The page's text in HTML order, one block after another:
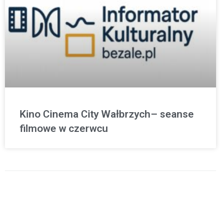
Kino Cinema City Wałbrzych– seanse
filmowe w czerwcu